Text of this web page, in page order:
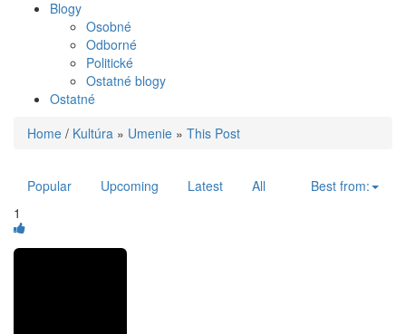
Blogy
Osobné
Odborné
Politické
Ostatné blogy
Ostatné
Home / Kultúra » Umenie » This Post
Popular Upcoming Latest All
Best from:
1